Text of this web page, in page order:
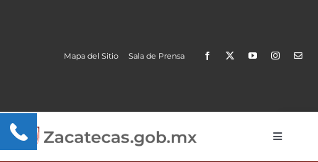
Mapa del Sitio Sala de Prensa
Toggle